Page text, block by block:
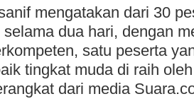
mengatakan dari 30
dua hari, dengan
satu peserta
tingkat muda di raih
dari media